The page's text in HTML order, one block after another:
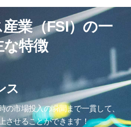
業（FSI）の一
な特徴
ス
市場投入の瞬間まで一貫して、
させることができます！